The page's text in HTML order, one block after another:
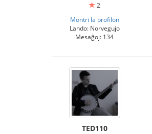
2
Montri la profilon
Lando: Norvegujo
Mesaĝoj: 134
TED110